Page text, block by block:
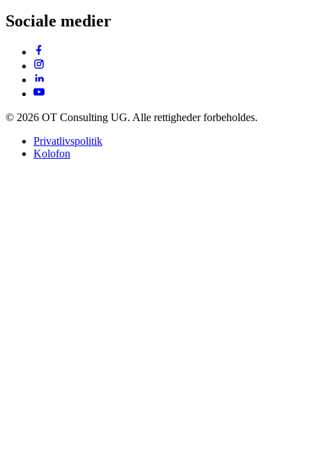
Sociale medier
© 2026 OT Consulting UG. Alle rettigheder forbeholdes.
Privatlivspolitik
Kolofon